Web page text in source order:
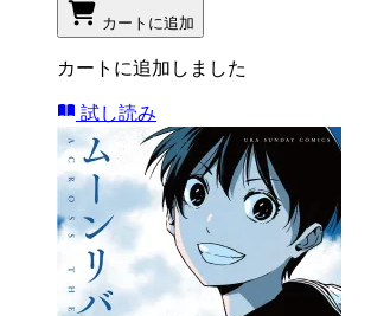
カートに追加
カートに追加しました
試し読み